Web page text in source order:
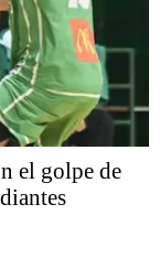
el golpe de